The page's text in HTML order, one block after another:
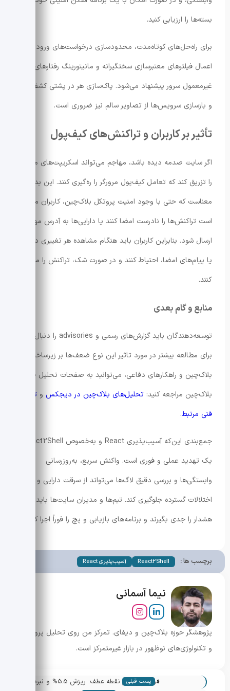
بسته‌ها را ارزیابی کنید.
برای راه‌حل‌های کوتاه‌مدت، محدودسازی درخواست‌های ورودی،
اعمال فیلترهای معتبرسازی سختگیرانه و مانیتورینگ رفتارهای
غیرمعمول سرور پیشنهاد می‌شود. پاک‌سازی هر در پشتی کشف‌شده
و بازسازی سرویس‌ها از تصاویر سالم نیز ضروری است.
تأثیر بر کاربران و تراکنش‌های کیف‌پول
اگر سایت صدمه دیده باشد، مهاجم می‌تواند اسکریپت‌های مخربی
را تزریق کند که تعامل کیف‌پول مرورگر را ره‌گیری کنند. این بدان
معناست که حتی با وجود امنیت پروتکل بلاک‌چین، کاربران ممکن
است تراکنش‌ها را نادرست امضا کنند یا دارایی‌ها به آدرس مهاجم
ارسال شود. بنابراین کاربران باید هنگام مشاهده هر تغییری در رابط
یا پیام‌های امضا، احتیاط کنند و در صورت شک، تراکنش را متوقف
کنند.
منابع و گام بعدی
توسعه‌دهندگان باید گزارش‌های رسمی و advisories را دنبال کنند.
برای مطالعه بیشتر در مورد تاثیر این نوع ضعف‌ها بر زیرساخت
بلاک‌چین و راهکارهای دفاعی، می‌توانید به صفحات تحلیل فنی و
بلاک‌چین مراجعه کنید: تحلیل‌های بلاک‌چین در دیجکس و تحلیل
فنی مرتبط.
جمع‌بندی این‌که آسیب‌پذیری React و به‌خصوص React2Shell
یک تهدید عملی و فوری است. واکنش سریع، به‌روزرسانی
وابستگی‌ها و بررسی دقیق لاگ‌ها می‌تواند از سرقت دارایی و
اختلالات گسترده جلوگیری کند. تیم‌ها و مدیران سایت‌ها باید این
هشدار را جدی بگیرند و برنامه‌های بازیابی و پچ را فوراً اجرا کنند.
برچسب ها : React2Shell آسیب‌پذیری React
نیما آسمانی
پژوهشگر حوزه بلاک‌چین و دیفای. تمرکز من روی تحلیل پروژه‌ها
و تکنولوژی‌های نوظهور در بازار غیرمتمرکز است.
« پست قبلی
دوج کوین در نقطه عطف: ریزش 5.5% و نبرد